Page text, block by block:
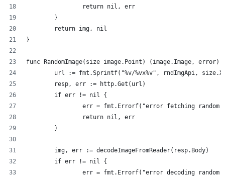
		return nil, err
	}
	return img, nil
}
func RandomImage(size image.Point) (image.Image, error)
url := fmt.Sprintf("%v/%vx%v", rndImgApi,
	resp, err := http.Get(url)
	if err != nil {
err = fmt.Errorf("error fetching
		return nil, err
	}
	img, err := decodeImageFromReader(resp.Body)
	if err != nil {
err = fmt.Errorf("error decoding random